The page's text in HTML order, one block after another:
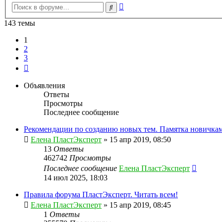
Поиск
143 темы
1
2
3
Объявления
Ответы
Просмотры
Последнее сообщение
Рекомендации по созданию новых тем. Памятка
Елена ПластЭксперт » 15 апр 2019, 08:50
13 Ответы
462742 Просмотры
Последнее сообщение Елена ПластЭксперт
14 июл 2025, 18:03
Правила форума ПластЭксперт. Читать всем!
Елена ПластЭксперт » 15 апр 2019, 08:45
1 Ответы